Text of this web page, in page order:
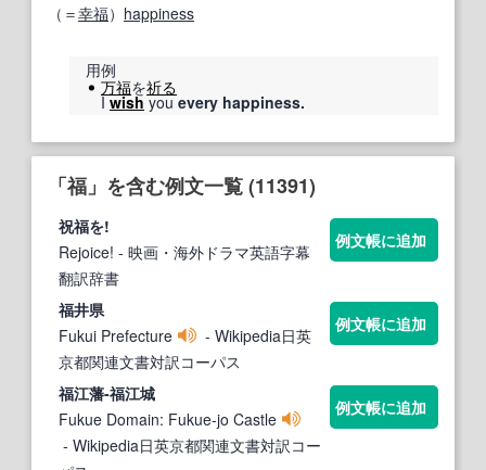
（＝幸福） happiness
用例
万福を祈る
Iwishyouevery happiness.
「福」を含む例文一覧 (11391)
祝福を!
Rejoice! - 映画・海外ドラマ英語字幕
翻訳辞書
例文帳に追加
福井県
Fukui Prefecture
- Wikipedia日英
京都関連文書対訳コーパス
例文帳に追加
福江藩-福江城
Fukue Domain: Fukue-jo Castle
- Wikipedia日英京都関連文書対訳コー
例文帳に追加